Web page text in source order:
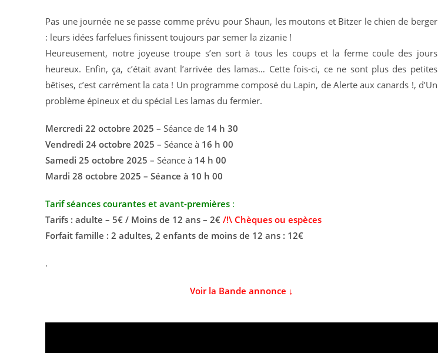
Pas une journée ne se passe comme prévu pour Shaun, les moutons et Bitzer le chien de berger
: leurs idées farfelues finissent toujours par semer la zizanie !
Heureusement, notre joyeuse troupe s’en sort à tous les coups et la ferme coule des jours
heureux. Enfin, ça, c’était avant l’arrivée des lamas… Cette fois-ci, ce ne sont plus des petites
bêtises, c’est carrément la cata ! Un programme composé du Lapin, de Alerte aux canards !, d’Un
problème épineux et du spécial Les lamas du fermier.
Mercredi 22 octobre 2025 –Séance de 14 h 30
Vendredi 24 octobre 2025 –Séance à 16 h 00
Samedi 25 octobre 2025 –Séance à 14 h 00
Mardi 28 octobre 2025 – Séance à 10 h 00
Tarif séances courantes et avant-premières :
Tarifs : adulte – 5€ / Moins de 12 ans – 2€/!\ Chèques ou espèces
Forfait famille : 2 adultes, 2 enfants de moins de 12 ans : 12€
.
Voir la Bande annonce ↓